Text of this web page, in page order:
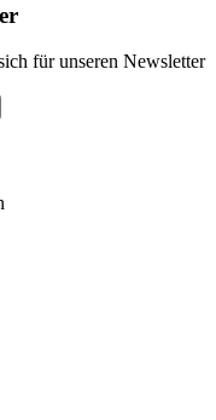
für unseren Newsletter